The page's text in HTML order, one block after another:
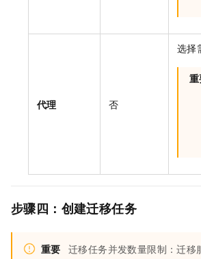
代理 否
选择
步骤四：创建迁移任务
重要 迁移任务并发数量限制：迁移